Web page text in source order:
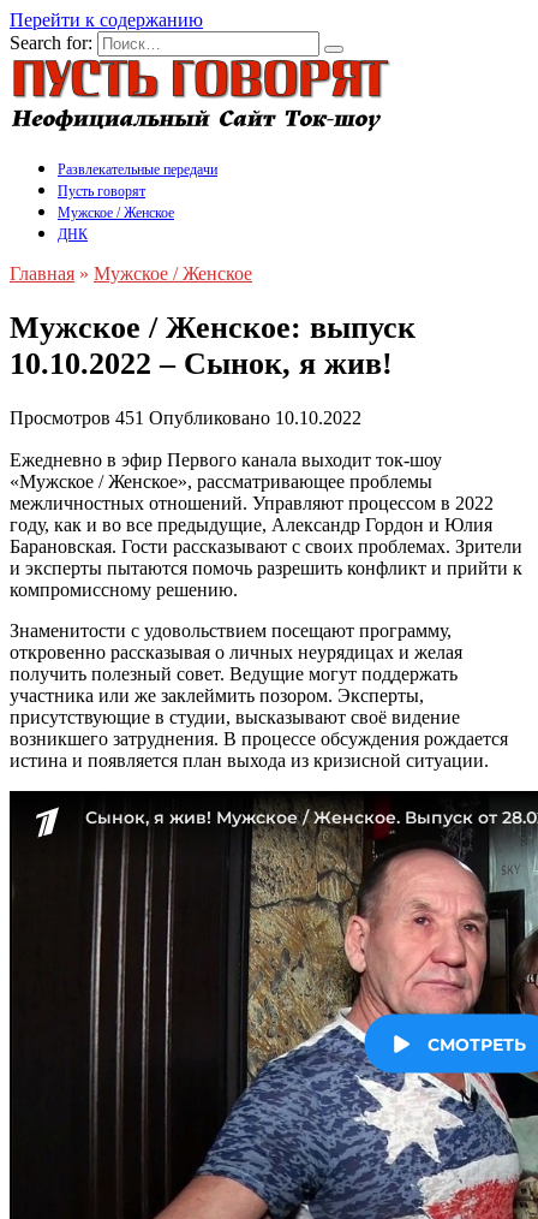
Перейти к содержанию
Search for:
Развлекательные передачи
Пусть говорят
Мужское / Женское
ДНК
Главная » Мужское / Женское
Мужское / Женское: выпуск
10.10.2022 – Сынок, я жив!
Просмотров 451 Опубликовано 10.10.2022
Ежедневно в эфир Первого канала выходит ток-шоу
«Мужское / Женское», рассматривающее проблемы
межличностных отношений. Управляют процессом в 2022
году, как и во все предыдущие, Александр Гордон и Юлия
Барановская. Гости рассказывают с своих проблемах. Зрители
и эксперты пытаются помочь разрешить конфликт и прийти к
компромиссному решению.
Знаменитости с удовольствием посещают программу,
откровенно рассказывая о личных неурядицах и желая
получить полезный совет. Ведущие могут поддержать
участника или же заклеймить позором. Эксперты,
присутствующие в студии, высказывают своё видение
возникшего затруднения. В процессе обсуждения рождается
истина и появляется план выхода из кризисной ситуации.